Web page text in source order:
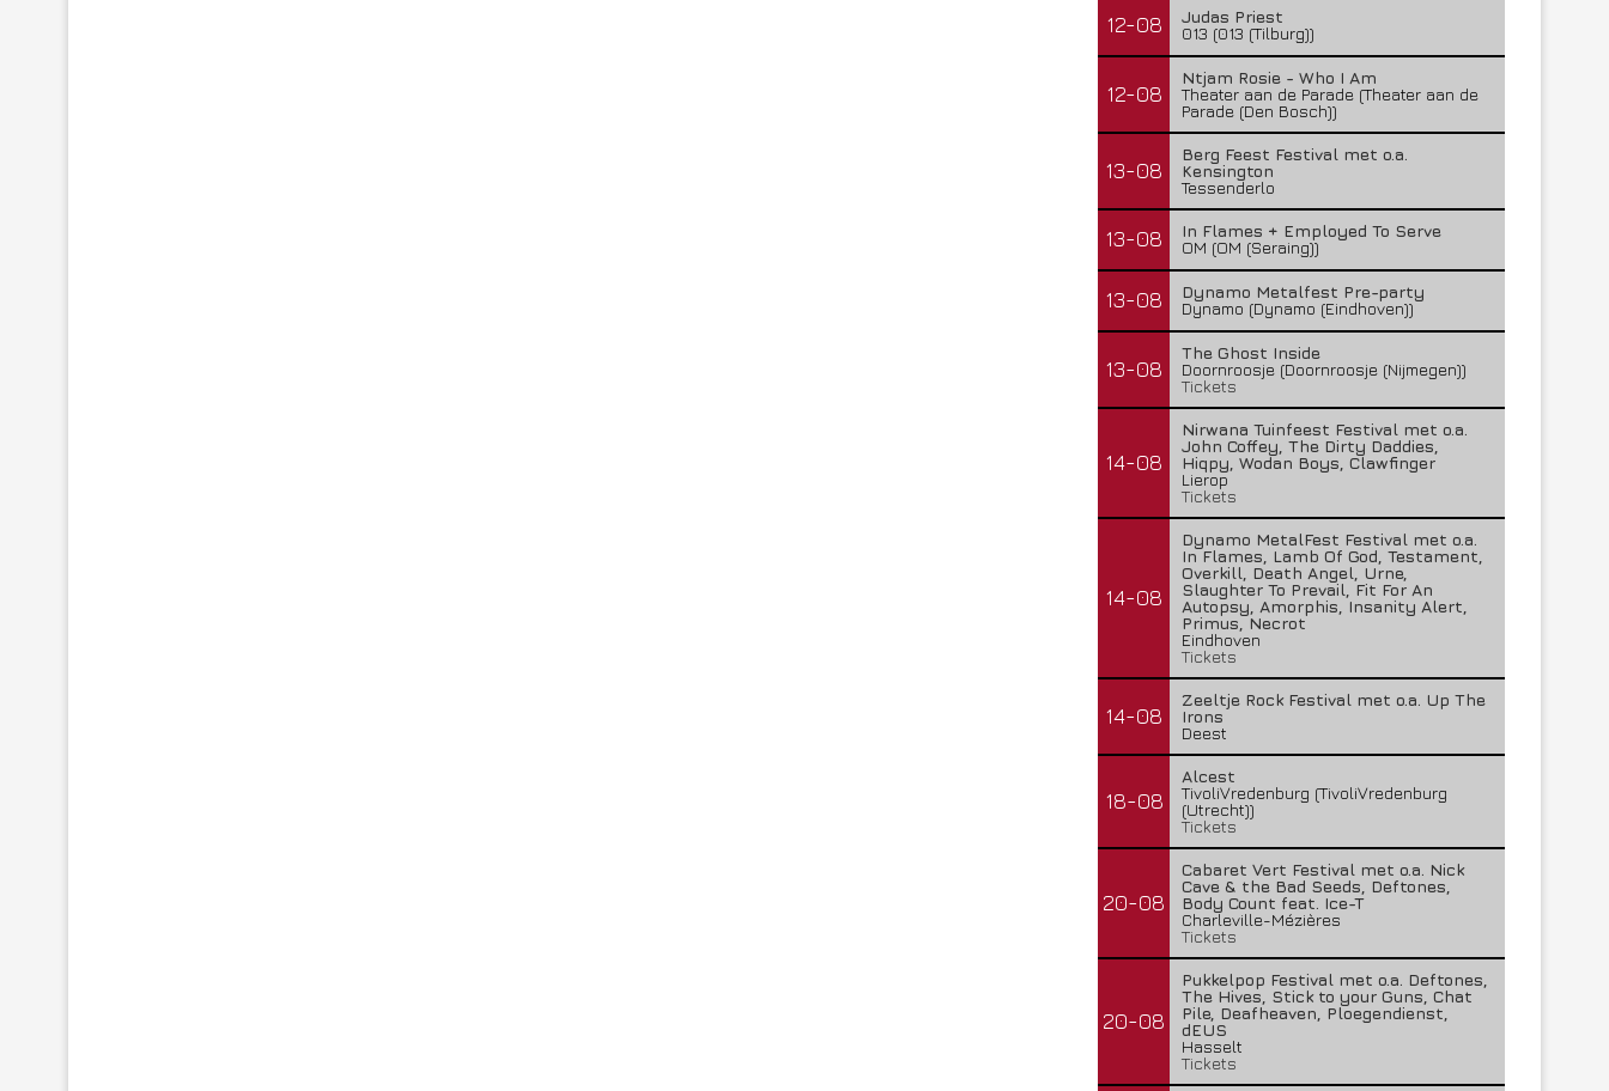
12-08
Judas Priest
013 (013 (Tilburg))
12-08
Ntjam Rosie - Who I Am
Theater aan de Parade (Theater aan de
Parade (Den Bosch))
13-08
Berg Feest Festival met o.a.
Kensington
Tessenderlo
13-08
In Flames + Employed To Serve
OM (OM (Seraing))
13-08
Dynamo Metalfest Pre-party
Dynamo (Dynamo (Eindhoven))
13-08
The Ghost Inside
Doornroosje (Doornroosje (Nijmegen))
Tickets
14-08
Nirwana Tuinfeest Festival met o.a.
John Coffey, The Dirty Daddies,
Hiqpy, Wodan Boys, Clawfinger
Lierop
Tickets
14-08
Dynamo MetalFest Festival met o.a.
In Flames, Lamb Of God, Testament,
Overkill, Death Angel, Urne,
Slaughter To Prevail, Fit For An
Autopsy, Amorphis, Insanity Alert,
Primus, Necrot
Eindhoven
Tickets
14-08
Zeeltje Rock Festival met o.a. Up The
Irons
Deest
18-08
Alcest
TivoliVredenburg (TivoliVredenburg
(Utrecht))
Tickets
20-08
Cabaret Vert Festival met o.a. Nick
Cave & the Bad Seeds, Deftones,
Body Count feat. Ice-T
Charleville-Mézières
Tickets
20-08
Pukkelpop Festival met o.a. Deftones,
The Hives, Stick to your Guns, Chat
Pile, Deafheaven, Ploegendienst,
dEUS
Hasselt
Tickets